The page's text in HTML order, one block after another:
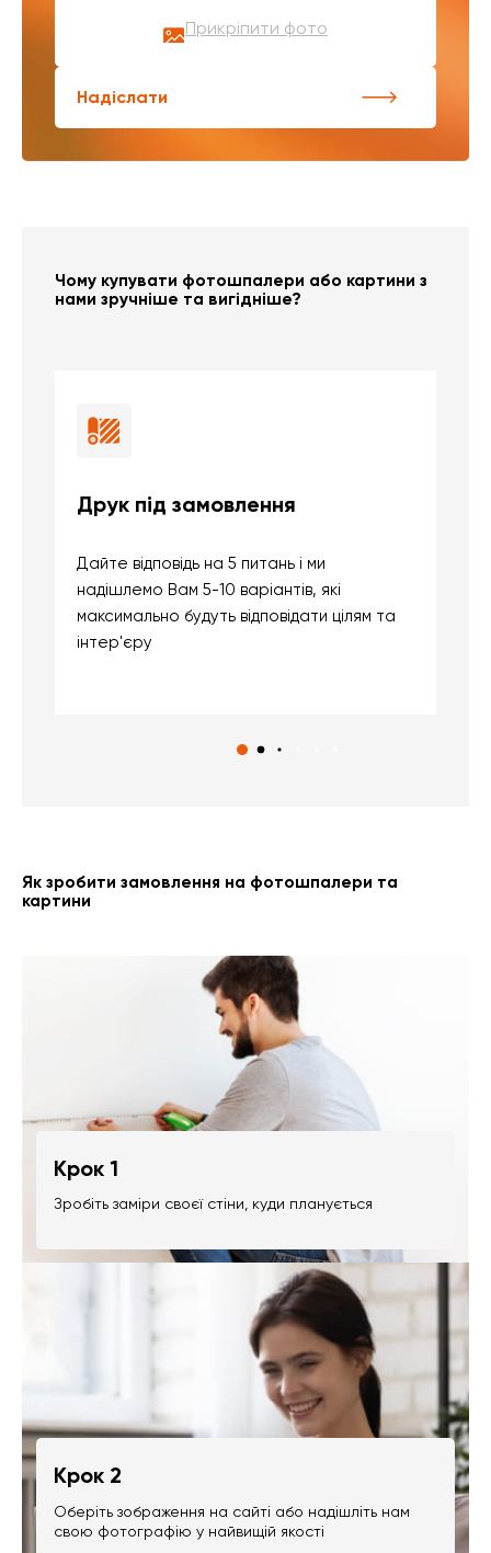
Прикріпити фото
Надіслати
Чому купувати фотошпалери або картини з
нами зручніше та вигідніше?
Друк під замовлення
Дайте відповідь на 5 питань і ми
надішлемо Вам 5-10 варіантів, які
максимально будуть відповідати цілям та
інтер'єру
Як зробити замовлення на фотошпалери та
картини
Крок 1
Зробіть заміри своєї стіни, куди планується
Крок 2
Оберіть зображення на сайті або надішліть нам
свою фотографію у найвищій якості